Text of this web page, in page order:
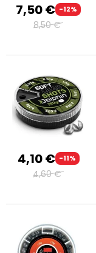
7,50 € -12%
8,50 €
4,10 € -11%
4,60 €